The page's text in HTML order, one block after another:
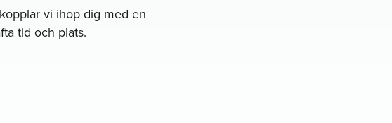
vi ihop dig med en
tid och plats.